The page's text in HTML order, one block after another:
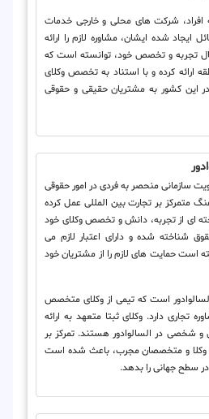
افراد، شرکت های محلی و خارجی خدمات
ایجاد شده ایشان، مشاوره لازم را ارائه
تجربه و تخصص خود، توانسته است که
ارائه کرده و با استناد به تخصص وکلای
در این کشور به مشتریان حقیقی و حقوقی
سازمانی منحصر به فردی در امور حقوقی
متمرکز بر تجارت بین المللی عمل کرده
ای از تجربه، دانش و تخصص وکلای خود
شناخته شده و دارای اعتبار لازم می
است حمایت های لازم را از مشتریان خود
است که تیمی از وکلای متخصص
تجاری دارد. وکلای ثبتا متعهد به ارائه
و شخصی در السالوادور هستند. تمرکز بر
وکلا و متخصصان مجرب، باعث شده است
در سطح جهانی را بدهد.